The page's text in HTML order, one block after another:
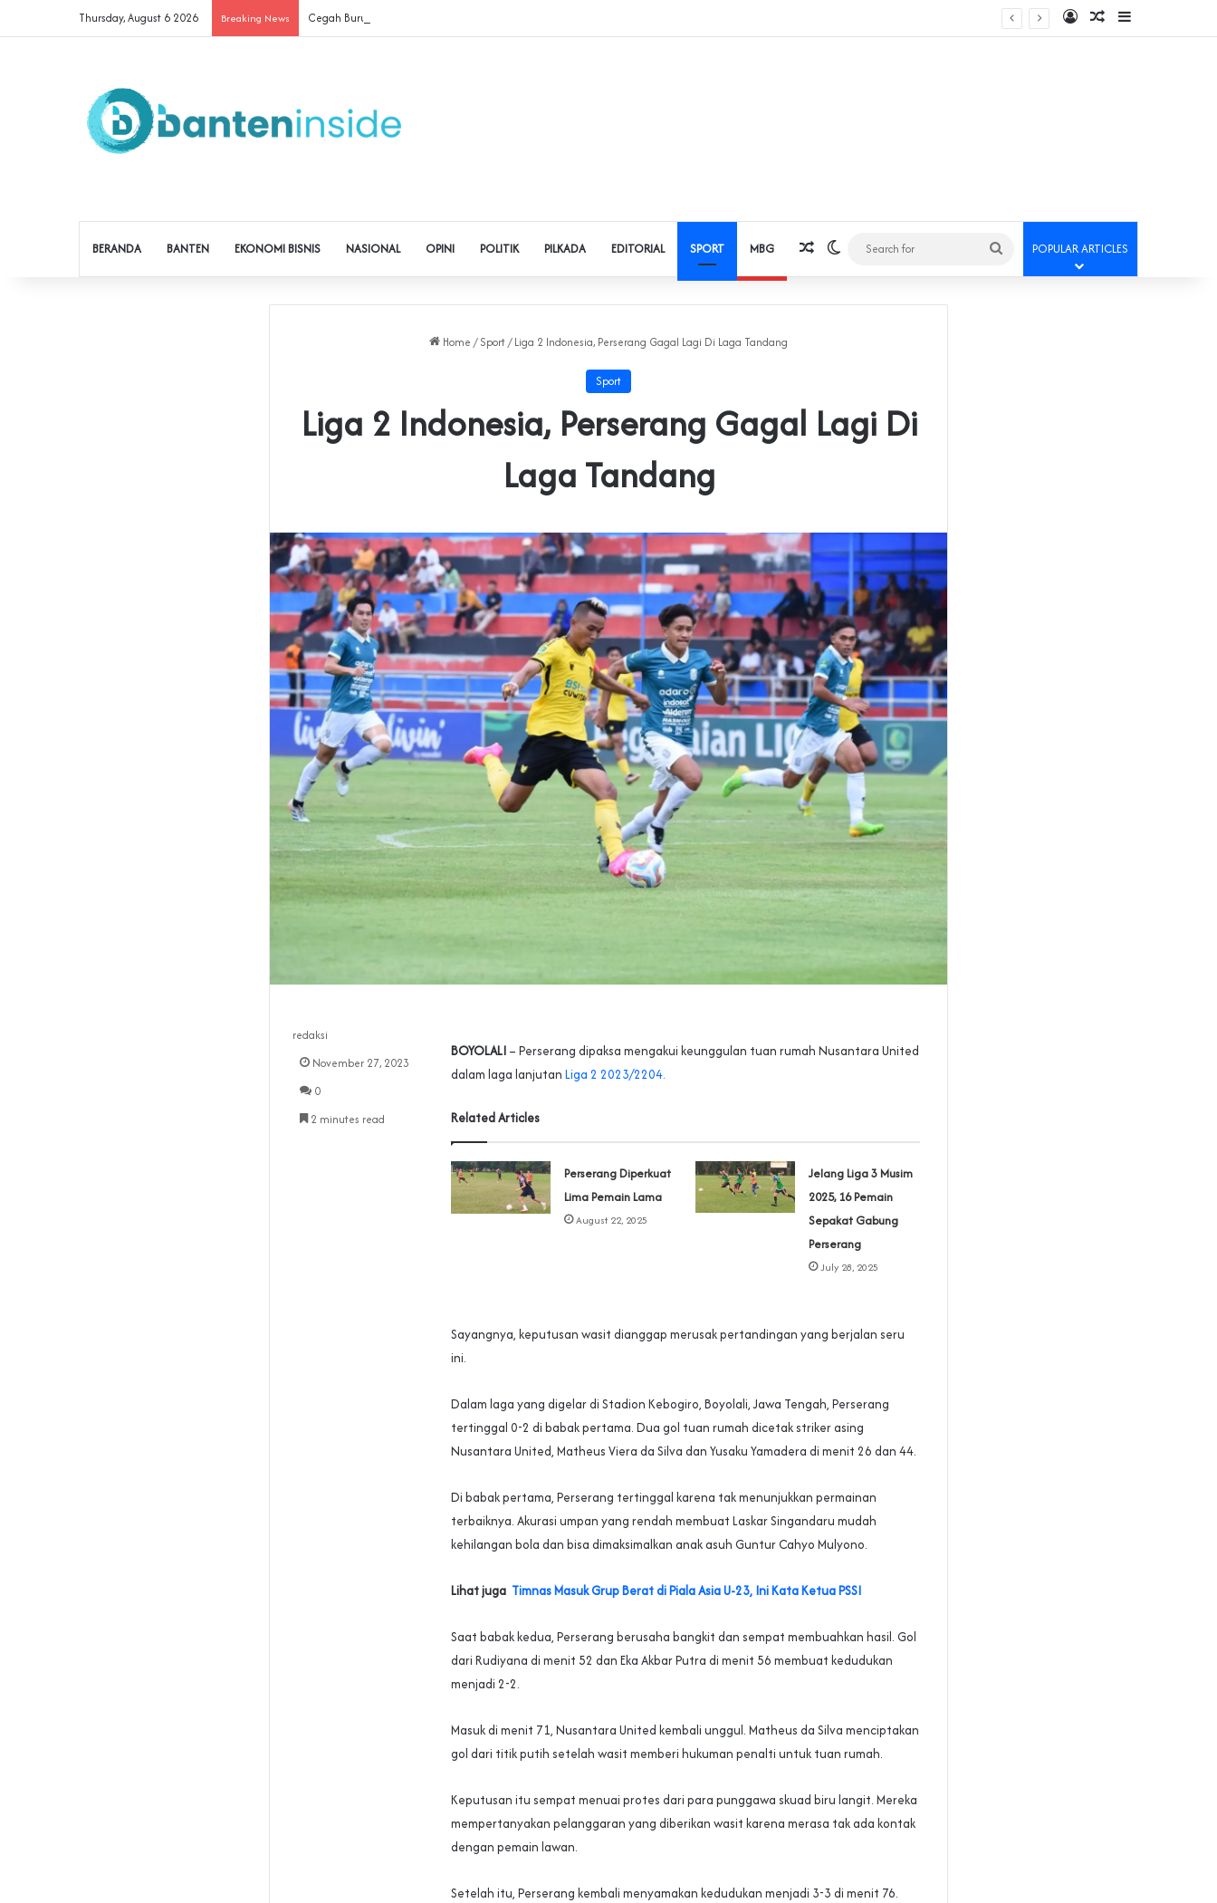
Thursday, August 6 2026 Breaking News Cegah Buruh Terjerat Judol dan Pinjol, Polda Banten Gandeng SPSI Perkuat Literasi Digital Log InRandom Article
Sidebar
BERANDA BANTEN EKONOMI BISNIS NASIONAL OPINI POLITIK PILKADA EDITORIAL SPORT MBG Random Article
Switch skin
Search
for
POPULAR ARTICLES
Home / Sport/ Liga 2 Indonesia, Perserang Gagal Lagi Di Laga Tandang
Sport
Liga 2 Indonesia, Perserang Gagal Lagi Di
Laga Tandang
BOYOLALI – Perserang dipaksa mengakui keunggulan tuan rumah Nusantara United
dalam laga lanjutan Liga 2 2023/2204.
Related Articles
Perserang Diperkuat
Lima Pemain Lama
August 22, 2025
Jelang Liga 3 Musim
2025, 16 Pemain
Sepakat Gabung
Perserang
July 28, 2025
Sayangnya, keputusan wasit dianggap merusak pertandingan yang berjalan seru
ini.
Dalam laga yang digelar di Stadion Kebogiro, Boyolali, Jawa Tengah, Perserang
tertinggal 0-2 di babak pertama. Dua gol tuan rumah dicetak striker asing
Nusantara United, Matheus Viera da Silva dan Yusaku Yamadera di menit 26 dan 44.
Di babak pertama, Perserang tertinggal karena tak menunjukkan permainan
terbaiknya. Akurasi umpan yang rendah membuat Laskar Singandaru mudah
kehilangan bola dan bisa dimaksimalkan anak asuh Guntur Cahyo Mulyono.
Lihat juga Timnas Masuk Grup Berat di Piala Asia U-23, Ini Kata Ketua PSSI
Saat babak kedua, Perserang berusaha bangkit dan sempat membuahkan hasil. Gol
dari Rudiyana di menit 52 dan Eka Akbar Putra di menit 56 membuat kedudukan
menjadi 2-2.
Masuk di menit 71, Nusantara United kembali unggul. Matheus da Silva menciptakan
gol dari titik putih setelah wasit memberi hukuman penalti untuk tuan rumah.
Keputusan itu sempat menuai protes dari para punggawa skuad biru langit. Mereka
mempertanyakan pelanggaran yang diberikan wasit karena merasa tak ada kontak
dengan pemain lawan.
Setelah itu, Perserang kembali menyamakan kedudukan menjadi 3-3 di menit 76.
redaksi
November 27, 2023
0
2 minutes read